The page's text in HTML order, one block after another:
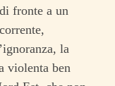
fronte a un
la
violenta ben